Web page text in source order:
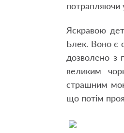
потрапляючи
Яскравою
Блек. Воно є
дозволено з
великим
страшним
що потім